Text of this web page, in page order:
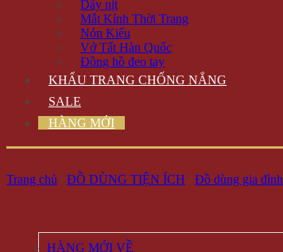
Dây nịt
Mắt Kính Thời Trang
Nón Kiểu
Vớ Tất Hàn Quốc
Đồng hồ đeo tay
KHẨU TRANG CHỐNG NẮNG
SALE
HÀNG MỚI
Trang chủ / ĐỒ DÙNG TIỆN ÍCH / Đồ dùng gia đình
HÀNG MỚI VỀ